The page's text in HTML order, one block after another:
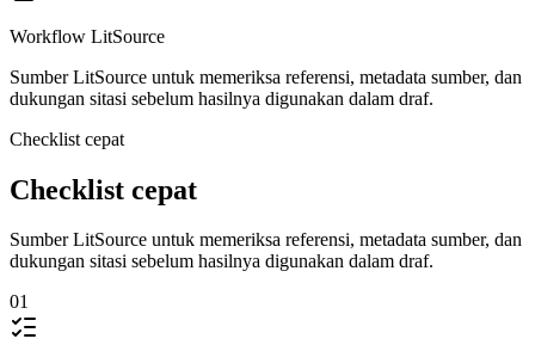
Workflow LitSource
Sumber LitSource untuk memeriksa referensi, metadata sumber, dan
dukungan sitasi sebelum hasilnya digunakan dalam draf.
Checklist cepat
Checklist cepat
Sumber LitSource untuk memeriksa referensi, metadata sumber, dan
dukungan sitasi sebelum hasilnya digunakan dalam draf.
01